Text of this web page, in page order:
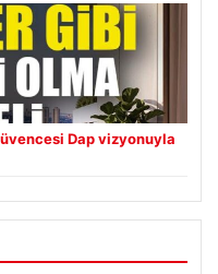
Dap vizyonuyla